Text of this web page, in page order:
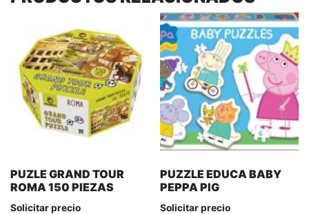
PUZLE GRAND TOUR
ROMA 150 PIEZAS
Solicitar precio
PUZZLE EDUCA BABY
PEPPA PIG
Solicitar precio